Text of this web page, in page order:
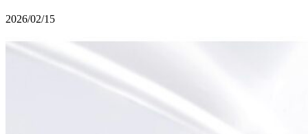
2026/02/15